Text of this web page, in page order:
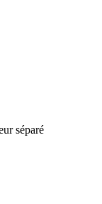
séparé